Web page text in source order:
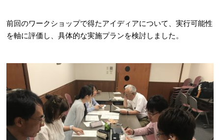
前回のワークショップで得たアイディアについて、実行可能性
を軸に評価し、具体的な実施プランを検討しました。